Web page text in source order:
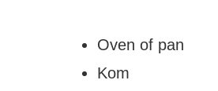
Oven of pan
Kom